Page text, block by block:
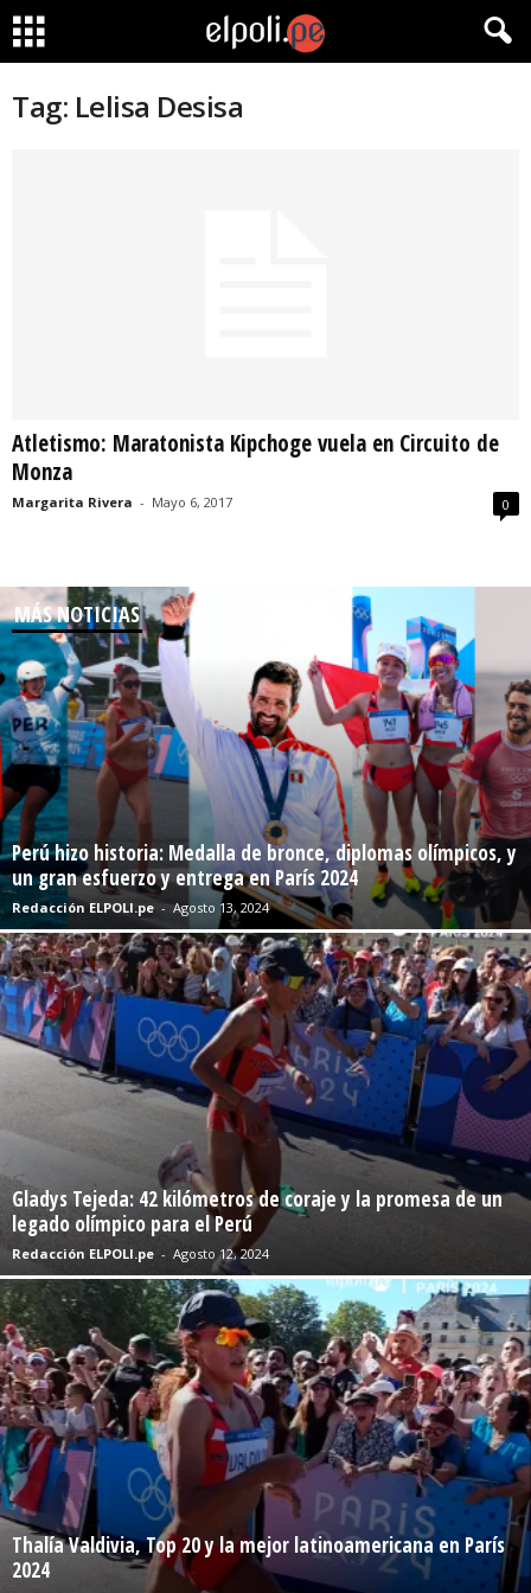
Tag: Lelisa Desisa
Atletismo: Maratonista Kipchoge vuela en Circuito de
Monza
Margarita Rivera - Mayo 6, 2017 0
MÁS NOTICIAS
Perú hizo historia: Medalla de bronce, diplomas olímpicos, y
un gran esfuerzo y entrega en París 2024
Redacción ELPOLI.pe - Agosto 13, 2024
Gladys Tejeda: 42 kilómetros de coraje y la promesa de un
legado olímpico para el Perú
Redacción ELPOLI.pe - Agosto 12, 2024
Thalía Valdivia, Top 20 y la mejor latinoamericana en París
2024